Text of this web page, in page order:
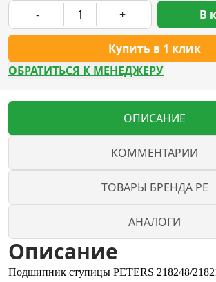
- +
Купить в 1 клик
В
ОБРАТИТЬСЯ К МЕНЕДЖЕРУ
ОПИСАНИЕ
КОММЕНТАРИИ
ТОВАРЫ БРЕНДА PE
АНАЛОГИ
Описание
Подшипник ступицы PETERS 218248/